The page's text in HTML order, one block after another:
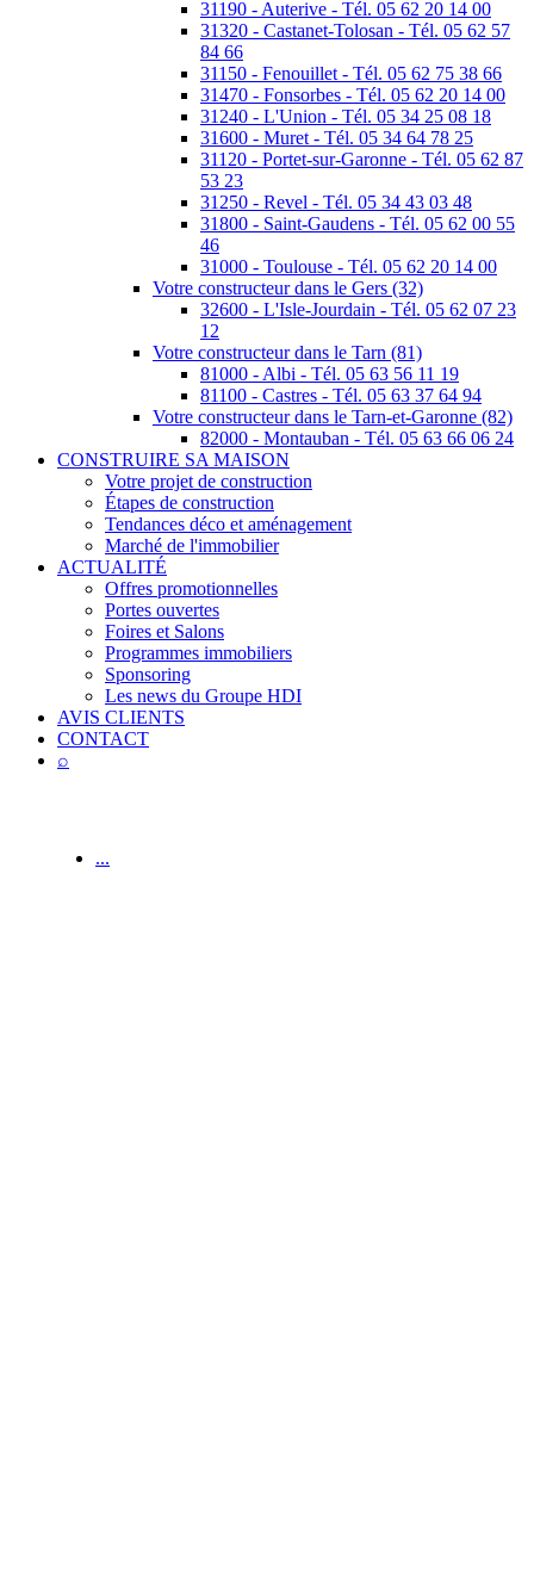
31190 - Auterive - Tél. 05 62 20 14 00
31320 - Castanet-Tolosan - Tél. 05 62 57
84 66
31150 - Fenouillet - Tél. 05 62 75 38 66
31470 - Fonsorbes - Tél. 05 62 20 14 00
31240 - L'Union - Tél. 05 34 25 08 18
31600 - Muret - Tél. 05 34 64 78 25
31120 - Portet-sur-Garonne - Tél. 05 62 87
53 23
31250 - Revel - Tél. 05 34 43 03 48
31800 - Saint-Gaudens - Tél. 05 62 00 55
46
31000 - Toulouse - Tél. 05 62 20 14 00
Votre constructeur dans le Gers (32)
32600 - L'Isle-Jourdain - Tél. 05 62 07 23
12
Votre constructeur dans le Tarn (81)
81000 - Albi - Tél. 05 63 56 11 19
81100 - Castres - Tél. 05 63 37 64 94
Votre constructeur dans le Tarn-et-Garonne (82)
82000 - Montauban - Tél. 05 63 66 06 24
CONSTRUIRE SA MAISON
Votre projet de construction
Étapes de construction
Tendances déco et aménagement
Marché de l'immobilier
ACTUALITÉ
Offres promotionnelles
Portes ouvertes
Foires et Salons
Programmes immobiliers
Sponsoring
Les news du Groupe HDI
AVIS CLIENTS
CONTACT
⌕
...